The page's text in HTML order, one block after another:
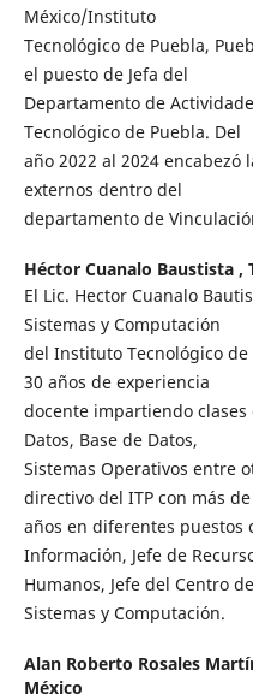
México/Instituto
Tecnológico de Puebla,
el puesto de Jefa del
Departamento de
Tecnológico de Puebla. Del
año 2022 al 2024 encabezó
externos dentro del
departamento de
Héctor Cuanalo Baustista ,
El Lic. Hector Cuanalo
Sistemas y Computación
del Instituto Tecnológico de
30 años de experiencia
docente impartiendo
Datos, Base de Datos,
Sistemas Operativos entre
directivo del ITP con más de
años en diferentes puestos
Información, Jefe de
Humanos, Jefe del Centro
Sistemas y Computación.
Alan Roberto Rosales
México